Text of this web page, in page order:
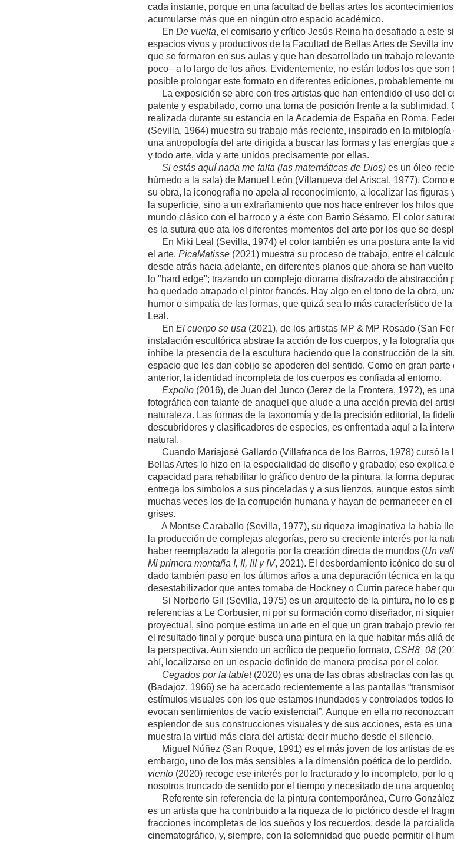
cada instante, porque en una facultad de bellas artes los
acumularse más que en ningún otro espacio académico.
En De vuelta, el comisario y crítico Jesús Reina ha desafiado a este
espacios vivos y productivos de la Facultad de Bellas Artes de Sevilla
que se formaron en sus aulas y que han desarrollado un trabajo
poco– a lo largo de los años. Evidentemente, no están todos los que son
posible prolongar este formato en diferentes ediciones, probablemente
La exposición se abre con tres artistas que han entendido el uso del
patente y espabilado, como una toma de posición frente a la sublimidad.
realizada durante su estancia en la Academia de España en Roma,
(Sevilla, 1964) muestra su trabajo más reciente, inspirado en la mitología
una antropología del arte dirigida a buscar las formas y las energías que
y todo arte, vida y arte unidos precisamente por ellas.
Si estás aquí nada me falta (las matemáticas de Dios) es un óleo
húmedo a la sala) de Manuel León (Villanueva del Ariscal, 1977). Como
su obra, la iconografía no apela al reconocimiento, a localizar las figuras
la superficie, sino a un extrañamiento que nos hace entrever los hilos
mundo clásico con el barroco y a éste con Barrio Sésamo. El color
es la sutura que ata los diferentes momentos del arte por los que se
En Miki Leal (Sevilla, 1974) el color también es una postura ante la
el arte. PicaMatisse (2021) muestra su proceso de trabajo, entre el
desde atrás hacia adelante, en diferentes planos que ahora se han
lo "hard edge"; trazando un complejo diorama disfrazado de abstracción
ha quedado atrapado el pintor francés. Hay algo en el tono de la obra,
humor o simpatía de las formas, que quizá sea lo más característico de
Leal.
En El cuerpo se usa (2021), de los artistas MP & MP Rosado (San
instalación escultórica abstrae la acción de los cuerpos, y la fotografía
inhibe la presencia de la escultura haciendo que la construcción de la
espacio que les dan cobijo se apoderen del sentido. Como en gran parte
anterior, la identidad incompleta de los cuerpos es confiada al entorno.
Expolio (2016), de Juan del Junco (Jerez de la Frontera, 1972), es
fotográfica con talante de anaquel que alude a una acción previa del
naturaleza. Las formas de la taxonomía y de la precisión editorial, la
descubridores y clasificadores de especies, es enfrentada aquí a la
natural.
Cuando Maríajosé Gallardo (Villafranca de los Barros, 1978) cursó la
Bellas Artes lo hizo en la especialidad de diseño y grabado; eso explica
capacidad para rehabilitar lo gráfico dentro de la pintura, la forma
entrega los símbolos a sus pinceladas y a sus lienzos, aunque estos
muchas veces los de la corrupción humana y hayan de permanecer en
grises.
A Montse Caraballo (Sevilla, 1977), su riqueza imaginativa la había
la producción de complejas alegorías, pero su creciente interés por la
haber reemplazado la alegoría por la creación directa de mundos (Un
Mi primera montaña I, II, III y IV, 2021). El desbordamiento icónico de su
dado también paso en los últimos años a una depuración técnica en la
desestabilizador que antes tomaba de Hockney o Currin parece haber
Si Norberto Gil (Sevilla, 1975) es un arquitecto de la pintura, no lo es
referencias a Le Corbusier, ni por su formación como diseñador, ni
proyectual, sino porque estima un arte en el que un gran trabajo previo
el resultado final y porque busca una pintura en la que habitar más allá
la perspectiva. Aun siendo un acrílico de pequeño formato, CSH8_08
ahí, localizarse en un espacio definido de manera precisa por el color.
Cegados por la tablet(2020) es una de las obras abstractas con las
(Badajoz, 1966) se ha acercado recientemente a las pantallas
estímulos visuales con los que estamos inundados y controlados todos
evocan sentimientos de vacío existencial”. Aunque en ella no
esplendor de sus construcciones visuales y de sus acciones, esta es
muestra la virtud más clara del artista: decir mucho desde el silencio.
Miguel Núñez (San Roque, 1991) es el más joven de los artistas de
embargo, uno de los más sensibles a la dimensión poética de lo perdido.
viento (2020) recoge ese interés por lo fracturado y lo incompleto, por lo
nosotros truncado de sentido por el tiempo y necesitado de una
Referente sin referencia de la pintura contemporánea, Curro
es un artista que ha contribuido a la riqueza de lo pictórico desde el
fracciones incompletas de los sueños y los recuerdos, desde la
cinematográfico, y, siempre, con la solemnidad que puede permitir el